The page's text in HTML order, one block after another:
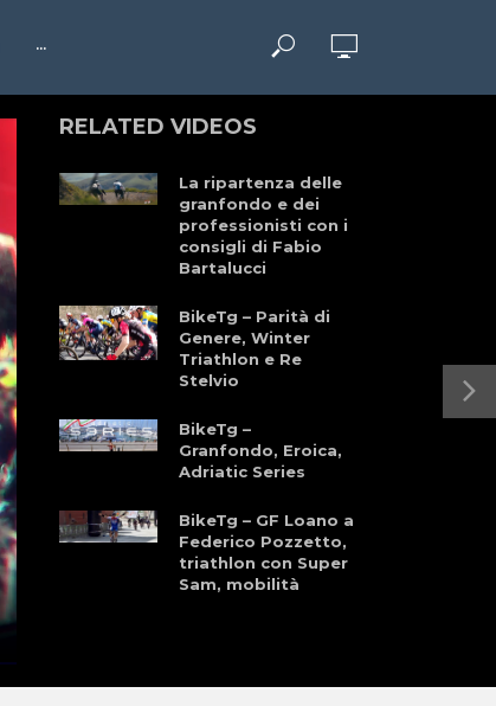
···
RELATED VIDEOS
La ripartenza delle
granfondo e dei
professionisti con i
consigli di Fabio
Bartalucci
BikeTg – Parità di
Genere, Winter
Triathlon e Re
Stelvio
BikeTg –
Granfondo, Eroica,
Adriatic Series
BikeTg – GF Loano a
Federico Pozzetto,
triathlon con Super
Sam, mobilità